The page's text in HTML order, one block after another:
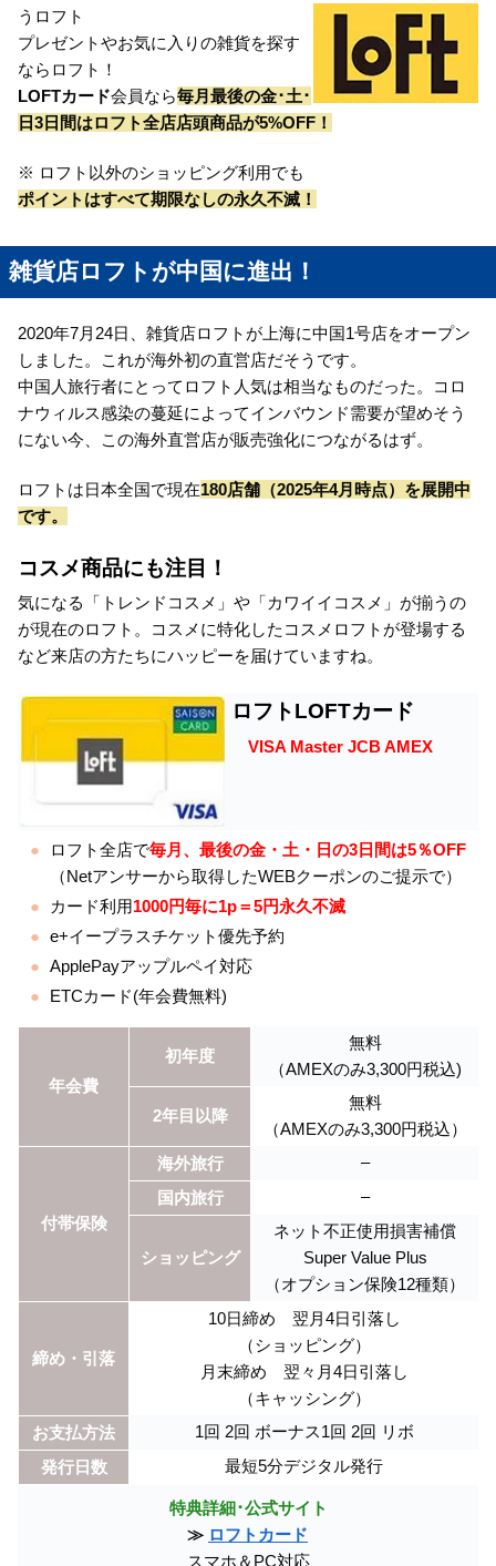
うロフト
プレゼントやお気に入りの雑貨を探す
ならロフト！
LOFTカード会員なら毎月最後の金･土･
日3日間はロフト全店店頭商品が5%OFF！
※ ロフト以外のショッピング利用でも
ポイントはすべて期限なしの永久不滅！
雑貨店ロフトが中国に進出！
2020年7月24日、雑貨店ロフトが上海に中国1号店をオープン
しました。これが海外初の直営店だそうです。
中国人旅行者にとってロフト人気は相当なものだった。コロ
ナウィルス感染の蔓延によってインバウンド需要が望めそう
にない今、この海外直営店が販売強化につながるはず。
ロフトは日本全国で現在180店舗（2025年4月時点）を展開中
です。
コスメ商品にも注目！
気になる「トレンドコスメ」や「カワイイコスメ」が揃うの
が現在のロフト。コスメに特化したコスメロフトが登場する
など来店の方たちにハッピーを届けていますね。
ロフトLOFTカード
VISA Master JCB AMEX
ロフト全店で毎月、最後の金・土・日の3日間は5％OFF
（Netアンサーから取得したWEBクーポンのご提示で）
カード利用1000円毎に1p＝5円永久不滅
e+イープラスチケット優先予約
ApplePayアップルペイ対応
ETCカード(年会費無料)
年会費
初年度
無料
（AMEXのみ3,300円税込)
2年目以降
無料
（AMEXのみ3,300円税込）
付帯保険
海外旅行
–
国内旅行
–
ショッピング
ネット不正使用損害補償
Super Value Plus
（オプション保険12種類）
締め・引落
10日締め 翌月4日引落し
（ショッピング）
月末締め 翌々月4日引落し
（キャッシング）
お支払方法
1回 2回 ボーナス1回 2回 リボ
発行日数
最短5分デジタル発行
特典詳細･公式サイト
≫ ロフトカード
スマホ＆PC対応